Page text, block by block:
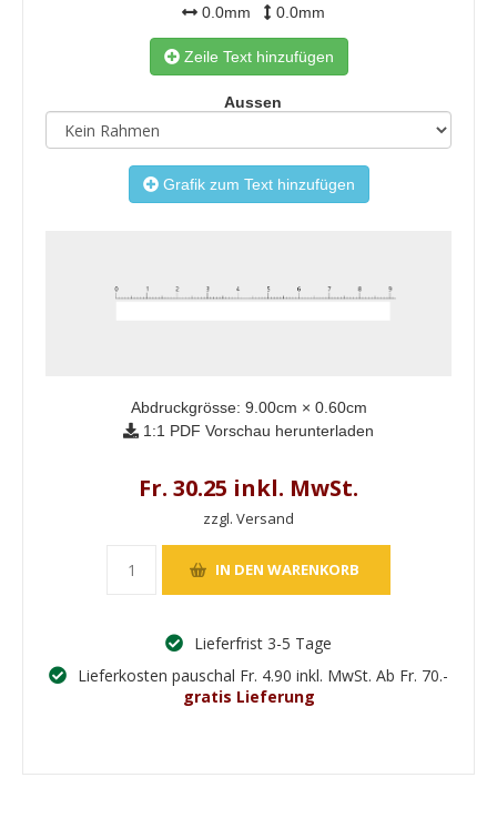
0.0mm 0.0mm
Zeile Text hinzufügen
Aussen
Grafik zum Text hinzufügen
Abdruckgrösse: 9.00cm × 0.60cm
1:1 PDF Vorschau herunterladen
Fr. 30.25 inkl. MwSt.
zzgl. Versand
Lieferfrist 3-5 Tage
Lieferkosten pauschal Fr. 4.90 inkl. MwSt. Ab Fr. 70.-
gratis Lieferung